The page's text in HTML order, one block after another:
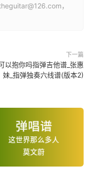
，
下一篇
以抱你吗指弹吉他谱_张惠
妹_指弹独奏六线谱(版本2)